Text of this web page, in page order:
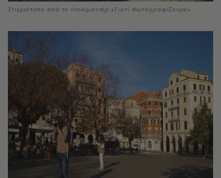
Στιγμιότυπο από το ντοκιμαντέρ «Γιατί Φωτογραφίζουμε»